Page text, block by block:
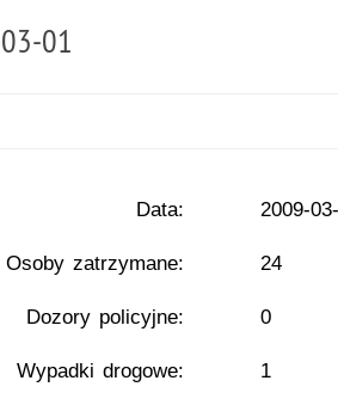
01
Data: 2009-
Osoby zatrzymane: 24
Dozory policyjne: 0
Wypadki drogowe: 1